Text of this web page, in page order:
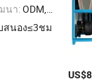
นา:ODM,OEM
สนอง≤3ชม